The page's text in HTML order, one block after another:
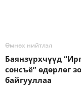
Өмнөх нийтлэл
Баянзүрхчүүд
сонсъё” өдөрлөг
байгууллаа